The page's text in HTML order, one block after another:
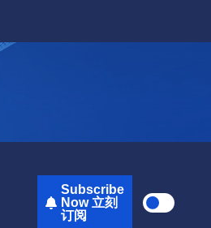
Subscribe
Now 立刻
订阅